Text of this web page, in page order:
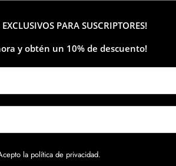
fuentes de luz y fragancia, las velas
A lo largo de la historia, las velas han sido
[…]
EXCLUSIVOS PARA SUSCRIPTORES!
y obtén un 10% de descuento!
la política de privacidad.